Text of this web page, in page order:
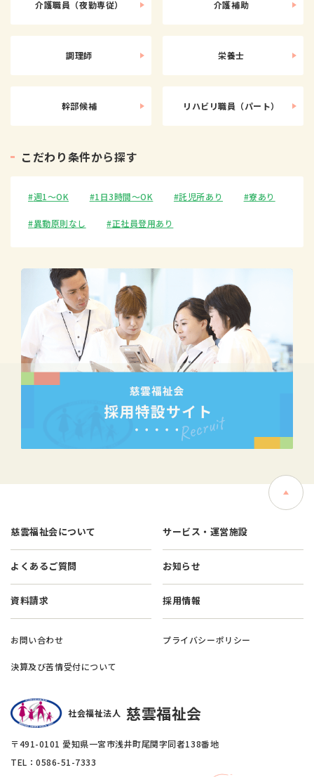
介護職員（夜勤専従） 介護補助
調理師 栄養士
幹部候補 リハビリ職員（パート）
こ だわり条件から探す
週1〜OK 1日3時間〜OK 託児所あり 寮あり
異動原則なし 正社員登用あり
慈雲福祉会について サービス・運営施設
よくあるご質問 お知らせ
資料請求 採用情報
お問い合わせ プライバシーポリシー
決算及び苦情受付について
社会福祉法人 慈雲福祉会
〒491-0101 愛知県一宮市浅井町尾関字同者138番地
TEL：0586-51-7333